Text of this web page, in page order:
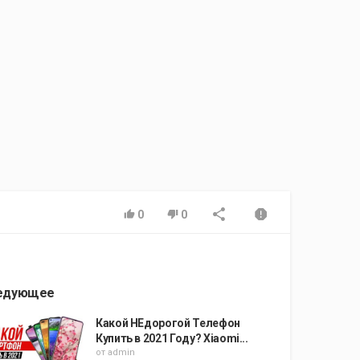
0 0
Какой НЕдорогой Телефон
Купить в 2021 Году? Xiaomi...
от admin